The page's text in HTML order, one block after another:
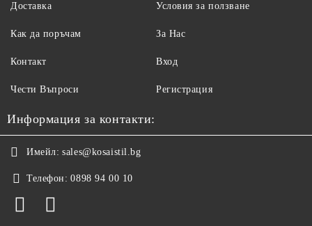
Доставка
Как да поръчам
Контакт
Чести Въпроси
Условия за ползване
За Нас
Вход
Регистрация
Информация за контакти:
Имейл: sales@kosaistil.bg
Телефон: 0898 94 00 10